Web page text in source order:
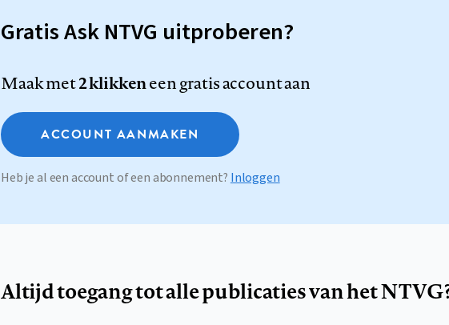
Gratis Ask NTVG uitproberen?
Maak met2 klikkeneen gratis account aan
ACCOUNT AANMAKEN
Heb je al een account of een abonnement? Inloggen
Altijd toegang tot alle publicaties van het